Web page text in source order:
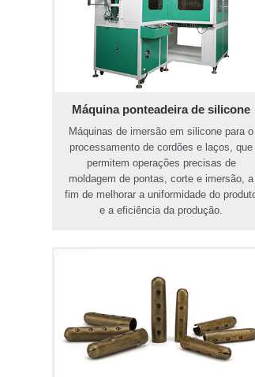
Máquina ponteadeira de silicone
Máquinas de imersão em silicone para o
processamento de cordões e laços, que
permitem operações precisas de
moldagem de pontas, corte e imersão, a
fim de melhorar a uniformidade do
e a eficiência da produção.